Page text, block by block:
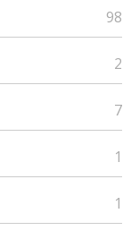
98
2
7
1
1